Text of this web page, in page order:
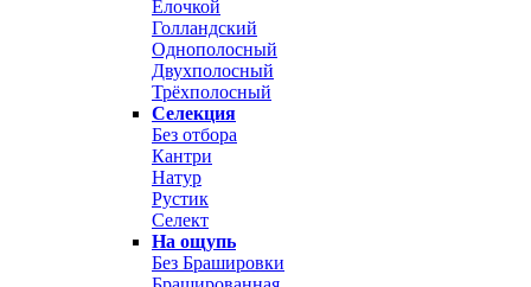
Ёлочкой
Голландский
Однополосный
Двухполосный
Трёхполосный
Селекция
Без отбора
Кантри
Натур
Рустик
Селект
На ощупь
Без Брашировки